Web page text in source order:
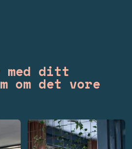
med ditt
om det vore